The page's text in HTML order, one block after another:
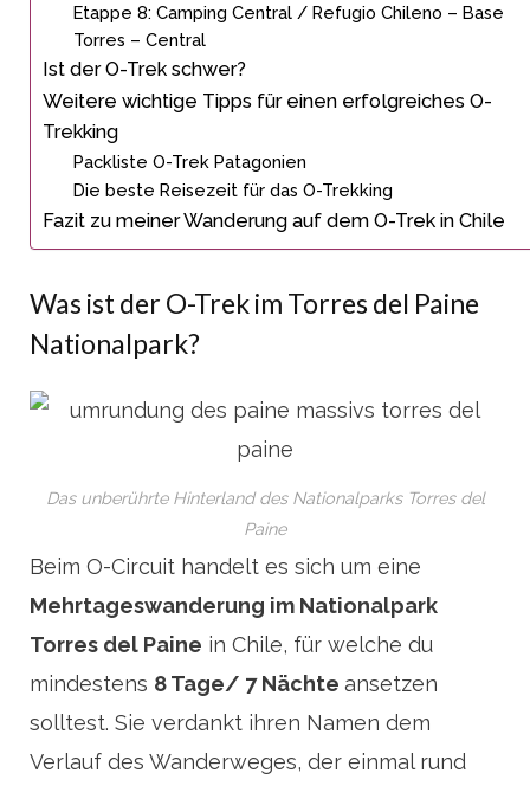
Etappe 8: Camping Central / Refugio Chileno – Base
Torres – Central
Ist der O-Trek schwer?
Weitere wichtige Tipps für einen erfolgreiches O-
Trekking
Packliste O-Trek Patagonien
Die beste Reisezeit für das O-Trekking
Fazit zu meiner Wanderung auf dem O-Trek in Chile
Was ist der O-Trek im Torres del Paine
Nationalpark?
Das unberührte Hinterland des Nationalparks Torres del
Paine
Beim O-Circuit handelt es sich um eine
Mehrtageswanderung im Nationalpark
Torres del Paine in Chile, für welche du
mindestens 8 Tage/ 7 Nächte ansetzen
solltest. Sie verdankt ihren Namen dem
Verlauf des Wanderweges, der einmal rund